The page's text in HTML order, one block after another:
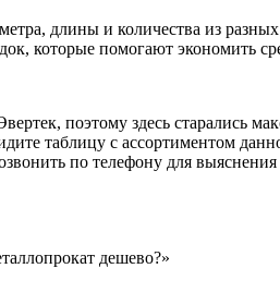
длины и количества из
которые помогают экономить
поэтому здесь старались
таблицу с ассортиментом
по телефону для выяснения
дешево?»